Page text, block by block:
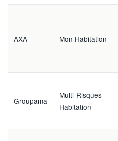
AXA Mon Habitation
Groupama
Multi-Risques
Habitation